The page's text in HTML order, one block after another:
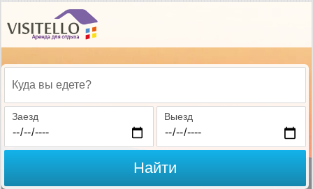
Куда вы едете?
Заезд Выезд
Найти